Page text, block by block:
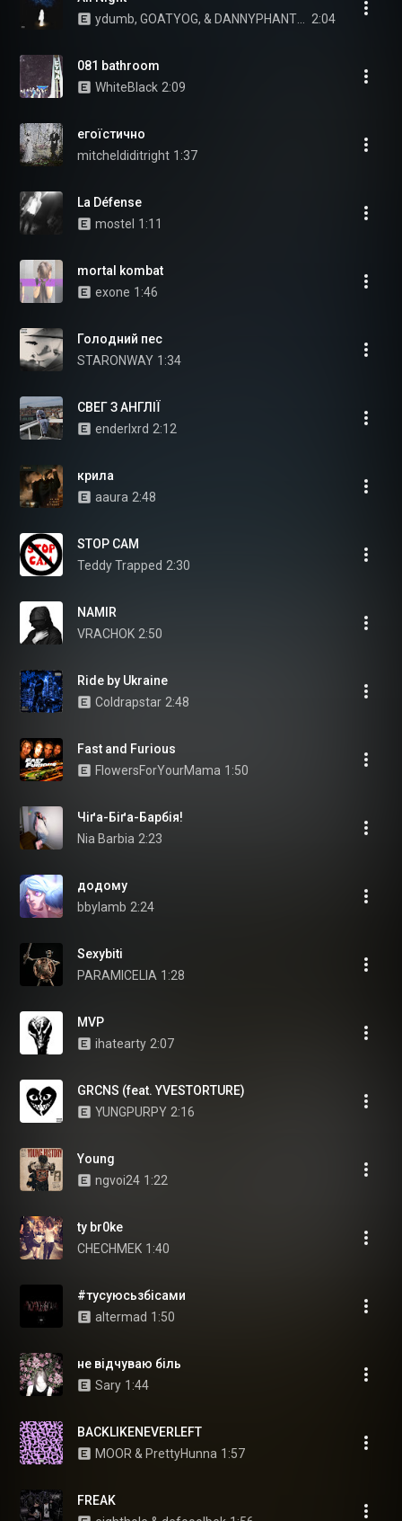
2:04
081 bathroom
WhiteBlack 2:09
егоїстично
mitcheldiditright 1:37
La Défense
mostel 1:11
mortal kombat
exone 1:46
Голодний пес
STARONWAY 1:34
СВЕГ З АНГЛІЇ
enderlxrd 2:12
крила
aaura 2:48
STOP CAM
Teddy Trapped 2:30
NAMIR
VRACHOK 2:50
Ride by Ukraine
Coldrapstar 2:48
Fast and Furious
FlowersForYourMama 1:50
Чіґа-Біґа-Барбія!
Nia Barbia 2:23
додому
bbylamb 2:24
Sexybiti
PARAMICELIA 1:28
MVP
ihatearty 2:07
GRCNS (feat. YVESTORTURE)
YUNGPURPY 2:16
Young
ngvoi24 1:22
ty br0ke
CHECHMEK 1:40
#тусуюсьзбісами
altermad 1:50
не відчуваю біль
Sary 1:44
BACKLIKENEVERLEFT
MOOR & PrettyHunna 1:57
FREAK